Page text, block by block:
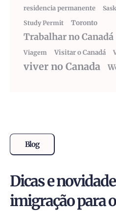
residencia permanente
Study Permit Toronto
Trabalhar no Canadá
Viagem Visitar o Canadá
viver no Canada
Blog
Dicas e
imigração para